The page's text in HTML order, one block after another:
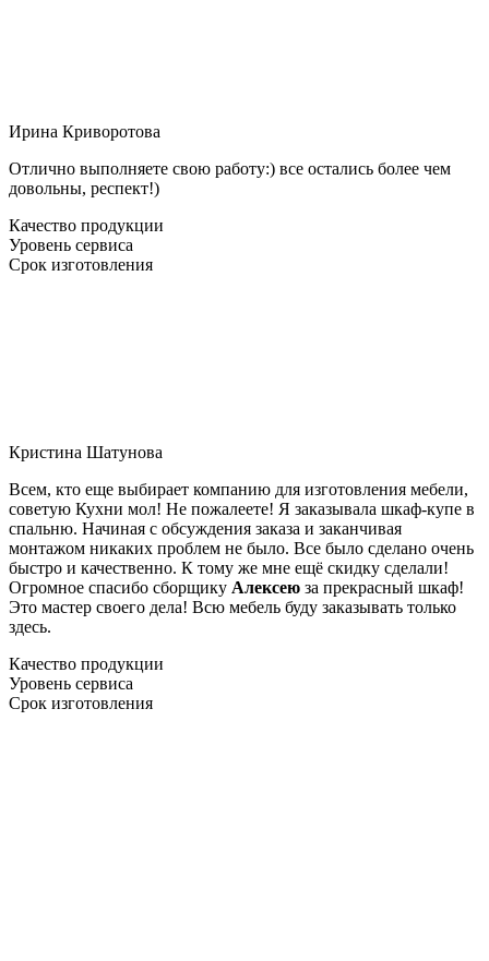
Ирина Криворотова
Отлично выполняете свою работу:) все остались более чем
довольны, респект!)
Качество продукции
Уровень сервиса
Срок изготовления
Кристина Шатунова
Всем, кто еще выбирает компанию для изготовления мебели,
советую Кухни мол! Не пожалеете! Я заказывала шкаф-купе в
спальню. Начиная с обсуждения заказа и заканчивая
монтажом никаких проблем не было. Все было сделано очень
быстро и качественно. К тому же мне ещё скидку сделали!
Огромное спасибо сборщику Алексею за прекрасный шкаф!
Это мастер своего дела! Всю мебель буду заказывать только
здесь.
Качество продукции
Уровень сервиса
Срок изготовления